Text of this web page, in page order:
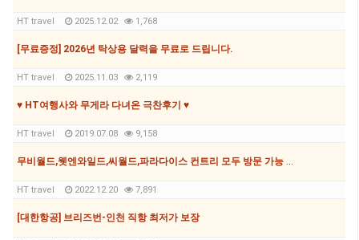
HT travel 2025.12.02 1,768
[무료증정] 2026년 탁상용 달력을 무료로 드립니다.
HT travel 2025.11.03 2,119
♥ HT여행사와 무게라 다녀온 극찬후기 ♥
HT travel 2019.07.08 9,158
무비월드,웻엔와일드,씨월드,파라다이스 컨트리 모두 방문 가능 패스가 167불!!!!
HT travel 2022.12.20 7,891
[대한항공] 브리즈번-인천 직항 최저가 보장